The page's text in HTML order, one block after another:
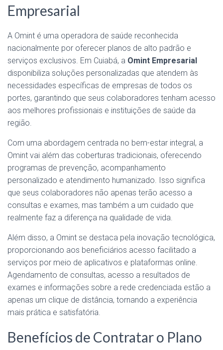
Empresarial
A Omint é uma operadora de saúde reconhecida
nacionalmente por oferecer planos de alto padrão e
serviços exclusivos. Em Cuiabá, a Omint Empresarial
disponibiliza soluções personalizadas que atendem às
necessidades específicas de empresas de todos os
portes, garantindo que seus colaboradores tenham acesso
aos melhores profissionais e instituições de saúde da
região.
Com uma abordagem centrada no bem-estar integral, a
Omint vai além das coberturas tradicionais, oferecendo
programas de prevenção, acompanhamento
personalizado e atendimento humanizado. Isso significa
que seus colaboradores não apenas terão acesso a
consultas e exames, mas também a um cuidado que
realmente faz a diferença na qualidade de vida.
Além disso, a Omint se destaca pela inovação tecnológica,
proporcionando aos beneficiários acesso facilitado a
serviços por meio de aplicativos e plataformas online.
Agendamento de consultas, acesso a resultados de
exames e informações sobre a rede credenciada estão a
apenas um clique de distância, tornando a experiência
mais prática e satisfatória.
Benefícios de Contratar o Plano